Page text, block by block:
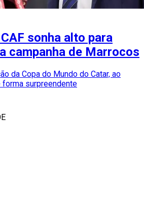
sonha alto para
campanha de Marrocos
da Copa do Mundo do Catar, ao
surpreendente